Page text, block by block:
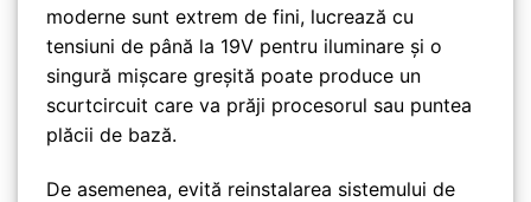
moderne sunt extrem de fini, lucrează cu
tensiuni de până la 19V pentru iluminare și o
singură mișcare greșită poate produce un
scurtcircuit care va prăji procesorul sau puntea
plăcii de bază.
De asemenea, evită reinstalarea sistemului de